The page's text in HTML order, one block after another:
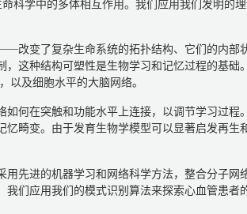
科学中的多体相互作用。我们应用我们发明的
变了复杂生命系统的拓扑结构、它们的内部
，这种结构可塑性是生物学习和记忆过程的基
以及细胞水平的大脑网络。
如何在突触和功能水平上连接，以调节学习过
忆畸变。由于发育生物学模型可以显著启发再
用先进的机器学习和网络科学方法，整合分子
们应用我们的模式识别算法来探索心血管患者